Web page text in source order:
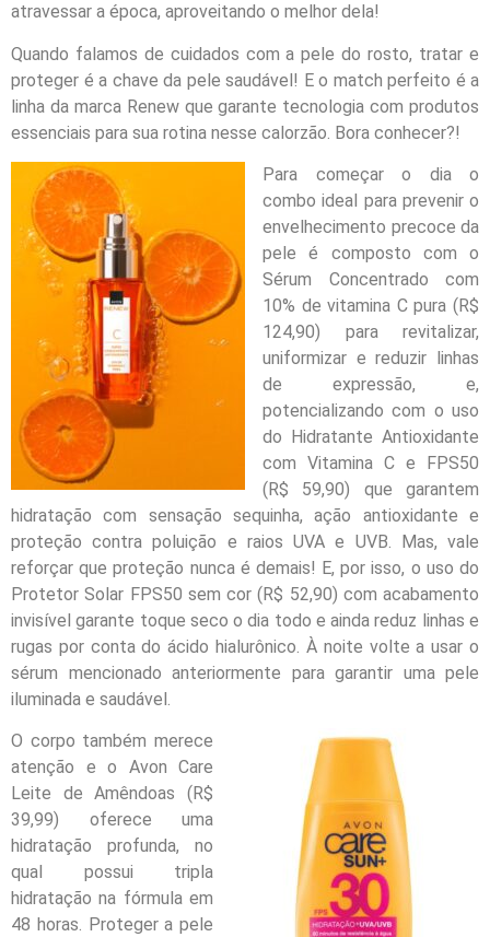
atravessar a época, aproveitando o melhor dela!
Quando falamos de cuidados com a pele do rosto, tratar e
proteger é a chave da pele saudável! E o match perfeito é a
linha da marca Renew que garante tecnologia com produtos
essenciais para sua rotina nesse calorzão. Bora conhecer?!
Para começar o dia o
combo ideal para prevenir o
envelhecimento precoce da
pele é composto com o
Sérum Concentrado com
10% de vitamina C pura (R$
124,90) para revitalizar,
uniformizar e reduzir linhas
de expressão, e,
potencializando com o uso
do Hidratante Antioxidante
com Vitamina C e FPS50
(R$ 59,90) que garantem
hidratação com sensação sequinha, ação antioxidante e
proteção contra poluição e raios UVA e UVB. Mas, vale
reforçar que proteção nunca é demais! E, por isso, o uso do
Protetor Solar FPS50 sem cor (R$ 52,90) com acabamento
invisível garante toque seco o dia todo e ainda reduz linhas e
rugas por conta do ácido hialurônico. À noite volte a usar o
sérum mencionado anteriormente para garantir uma pele
iluminada e saudável.
O corpo também merece
atenção e o Avon Care
Leite de Amêndoas (R$
39,99) oferece uma
hidratação profunda, no
qual possui tripla
hidratação na fórmula em
48 horas. Proteger a pele